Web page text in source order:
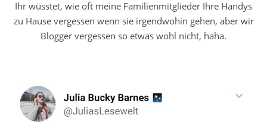
Ihr wüsstet, wie oft meine Familienmitglieder Ihre Handys
zu Hause vergessen wenn sie irgendwohin gehen, aber wir
Blogger vergessen so etwas wohl nicht, haha.